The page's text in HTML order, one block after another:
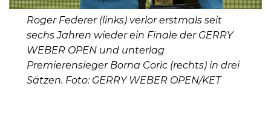
Roger Federer (links) verlor erstmals seit
sechs Jahren wieder ein Finale der GERRY
WEBER OPEN und unterlag
Premierensieger Borna Coric (rechts) in drei
Sätzen. Foto: GERRY WEBER OPEN/KET